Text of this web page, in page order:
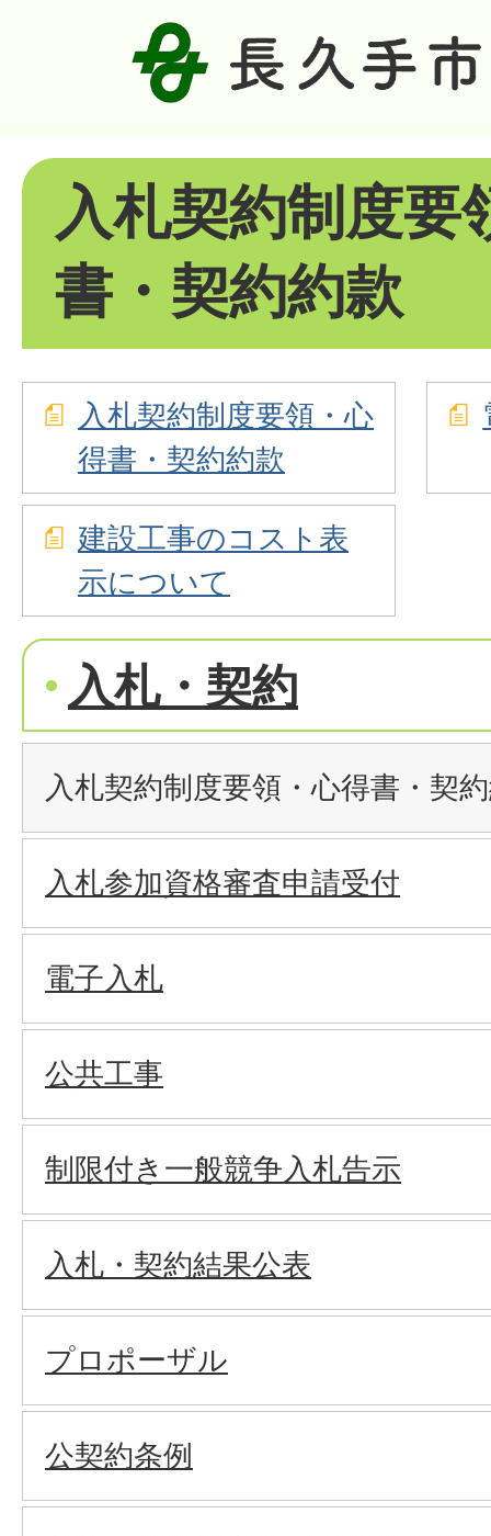
入札契約制度要
書・契約約款
入札契約制度要領・心
得書・契約約款
建設工事のコスト表
示について
入札・契約
入札契約制度要領・心得書・契
入札参加資格審査申請受付
電子入札
公共工事
制限付き一般競争入札告示
入札・契約結果公表
プロポーザル
公契約条例